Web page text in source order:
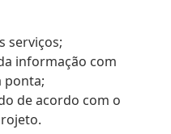
serviços;
informação com
ponta;
de acordo com o